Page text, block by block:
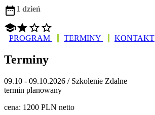
 1 dzień

PROGRAM TERMINY KONTAKT
Terminy
09.10 - 09.10.2026 / Szkolenie Zdalne
termin planowany
cena: 1200 PLN netto